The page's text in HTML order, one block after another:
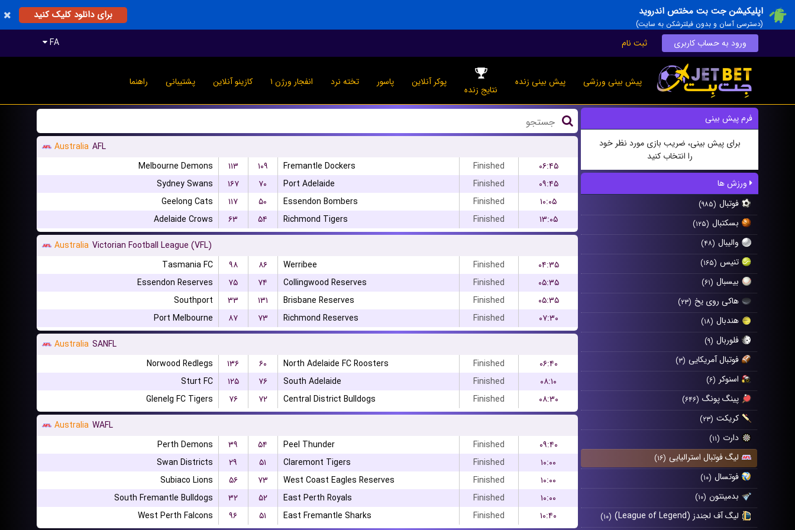
اپلیکیشن جت بت مختص اندروید
(دسترسی آسان و بدون فیلترشکن به سایت)
برای دانلود کلیک کنید
FA ورود به حساب کاربری ثبت نام
پیش بینی ورزشی پیش بینی زنده
نتایج زنده
پوکر آنلاین پاسور تخته نرد انفجار ورژن ۱ کازینو آنلاین پشتیبانی راهنما
فرم پیش بینی
برای پیش بینی، ضریب بازی مورد نظر خود
را انتخاب کنید
ورزش ها
فوتبال (۹۸۵)
بسکتبال (۱۲۵)
والیبال (۴۸)
تنیس (۱۶۵)
بیسبال (۶۱)
هاکی روی یخ (۲۳)
هندبال (۱۸)
فلوربال (۹)
فوتبال آمریکایی (۳)
اسنوکر (۶)
پینگ پونگ (۶۴۶)
کریکت (۲۳)
دارت (۱۱)
لیگ فوتبال استرالیایی (۱۶)
فوتسال (۱۰)
بدمینتون (۱۰)
لیگ آف لجندز (League of Legend) (۱۰)
Australia AFL
Melbourne Demons
۱۱۳ ۱۰۹ Fremantle Dockers Finished
۰۶:۴۵
Sydney Swans
۱۶۷ ۷۰ Port Adelaide Finished
۰۹:۴۵
Geelong Cats
۱۱۷ ۵۰ Essendon Bombers Finished
۱۰:۰۵
Adelaide Crows
۶۳ ۵۴ Richmond Tigers Finished
۱۳:۰۵
Australia Victorian Football League (VFL)
Tasmania FC
۹۸ ۸۶ Werribee Finished
۰۴:۳۵
Essendon Reserves
۷۵ ۷۴ Collingwood Reserves Finished
۰۵:۳۵
Southport
۳۳ ۱۳۱ Brisbane Reserves Finished
۰۵:۳۵
Port Melbourne
۸۷ ۷۳ Richmond Reserves Finished
۰۷:۳۰
Australia SANFL
Norwood Redlegs
۱۳۶ ۶۰ North Adelaide FC Roosters Finished
۰۶:۴۰
Sturt FC
۱۲۵ ۷۶ South Adelaide Finished
۰۸:۱۰
Glenelg FC Tigers
۷۶ ۷۲ Central District Bulldogs Finished
۰۸:۳۰
Australia WAFL
Perth Demons
۳۹ ۵۴ Peel Thunder Finished
۰۹:۴۰
Swan Districts
۲۹ ۵۱ Claremont Tigers Finished
۱۰:۰۰
Subiaco Lions
۵۶ ۷۳ West Coast Eagles Reserves Finished
۱۰:۰۰
South Fremantle Bulldogs
۳۲ ۵۲ East Perth Royals Finished
۱۰:۰۰
West Perth Falcons
۹۶ ۵۱ East Fremantle Sharks Finished ۱۰:۴۰